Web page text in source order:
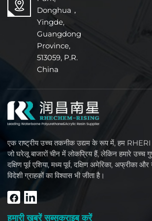
Donghua，
Yingde,
Guangdong
Province,
513059, P.R.
China
एक राष्ट्रीय उच्च तकनीक उद्यम के रूप में, हम
जो घरेलू बाजारों चीन में लोकप्रिय हैं, लेकिन हमारे उच्च
दक्षिण पूर्व एशिया, मध्य पूर्व, दक्षिण अमेरिका, अफ्रीका
विदेशी ग्राहकों का विश्वास भी जीता है।
हमारी खबरें सब्सक्राइब करें